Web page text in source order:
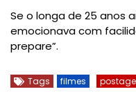
Se o longa de 25 anos
emocionava com
prepare”.
Tags filmes